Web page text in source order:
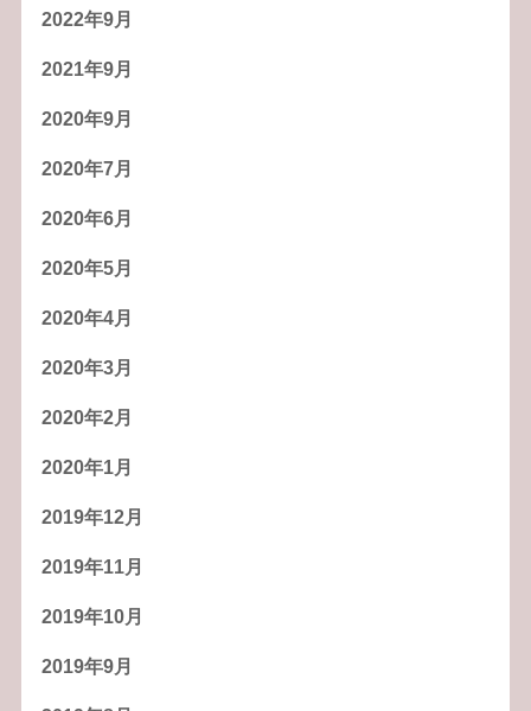
2022年9月
2021年9月
2020年9月
2020年7月
2020年6月
2020年5月
2020年4月
2020年3月
2020年2月
2020年1月
2019年12月
2019年11月
2019年10月
2019年9月